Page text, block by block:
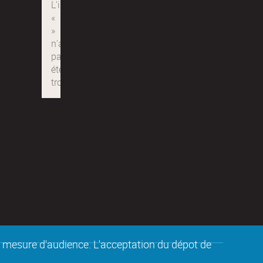
d'audience. L'acceptation du dépot de